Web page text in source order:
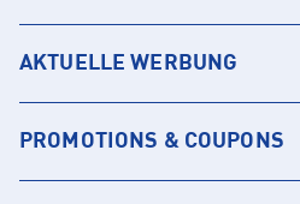
AKTUELLE WERBUNG
PROMOTIONS & COUPONS